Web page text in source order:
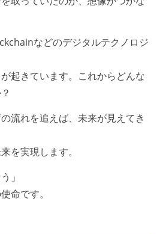
などのデジタルテクノロジ
起きています。これからどんな
流れを追えば、未来が見えてき
を実現します。
」
命です。